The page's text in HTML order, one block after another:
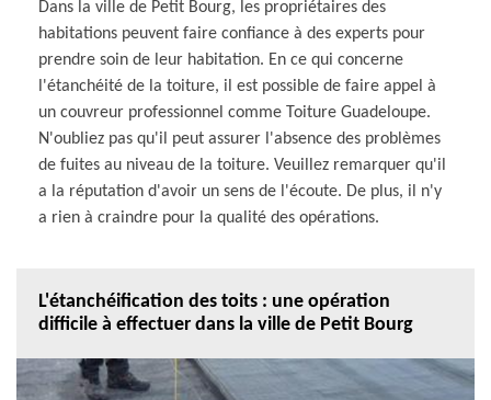
Dans la ville de Petit Bourg, les propriétaires des
habitations peuvent faire confiance à des experts pour
prendre soin de leur habitation. En ce qui concerne
l'étanchéité de la toiture, il est possible de faire appel à
un couvreur professionnel comme Toiture Guadeloupe.
N'oubliez pas qu'il peut assurer l'absence des problèmes
de fuites au niveau de la toiture. Veuillez remarquer qu'il
a la réputation d'avoir un sens de l'écoute. De plus, il n'y
a rien à craindre pour la qualité des opérations.
L'étanchéification des toits : une opération
difficile à effectuer dans la ville de Petit Bourg